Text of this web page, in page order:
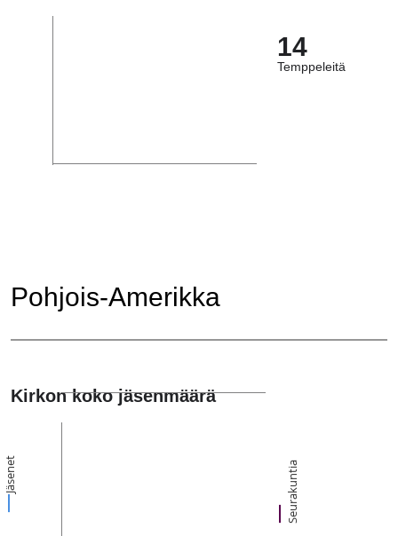
14
Temppeleitä
Pohjois-Amerikka
Kirkon koko jäsenmäärä
Jäsenet Seurakuntia